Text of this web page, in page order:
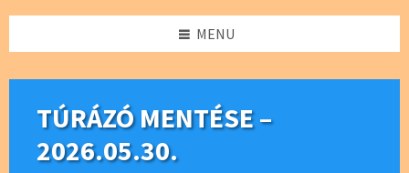
MENU
TÚRÁZÓ MENTÉSE –
2026.05.30.